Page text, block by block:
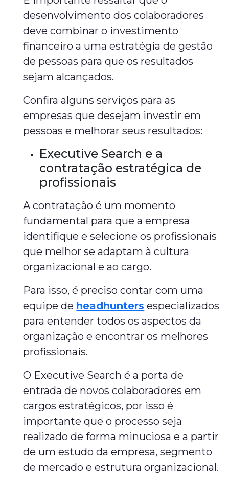
desenvolvimento dos colaboradores
deve combinar o investimento
financeiro a uma estratégia de gestão
de pessoas para que os resultados
sejam alcançados.
Confira alguns serviços para as
empresas que desejam investir em
pessoas e melhorar seus resultados:
Executive Search e a
contratação estratégica de
profissionais
A contratação é um momento
fundamental para que a empresa
identifique e selecione os profissionais
que melhor se adaptam à cultura
organizacional e ao cargo.
Para isso, é preciso contar com uma
equipe de headhunters especializados
para entender todos os aspectos da
organização e encontrar os melhores
profissionais.
O Executive Search é a porta de
entrada de novos colaboradores em
cargos estratégicos, por isso é
importante que o processo seja
realizado de forma minuciosa e a partir
de um estudo da empresa, segmento
de mercado e estrutura organizacional.